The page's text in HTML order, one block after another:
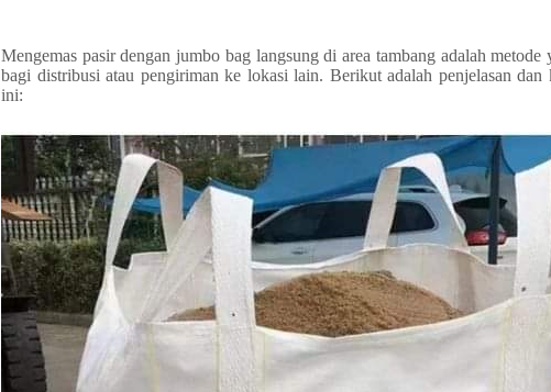
Mengemas pasir dengan jumbo bag langsung di area tambang adalah
bagi distribusi atau pengiriman ke lokasi lain. Berikut adalah penjelasan dan
ini: